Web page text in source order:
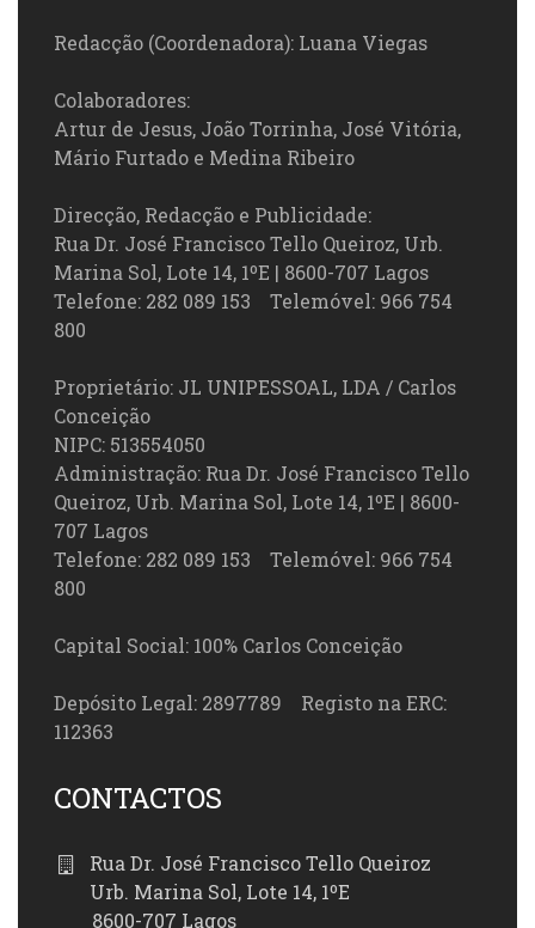
Redacção (Coordenadora): Luana Viegas
Colaboradores:
Artur de Jesus, João Torrinha, José Vitória,
Mário Furtado e Medina Ribeiro
Direcção, Redacção e Publicidade:
Rua Dr. José Francisco Tello Queiroz, Urb.
Marina Sol, Lote 14, 1ºE | 8600-707 Lagos
Telefone: 282 089 153 Telemóvel: 966 754
800
Proprietário: JL UNIPESSOAL, LDA / Carlos
Conceição
NIPC: 513554050
Administração: Rua Dr. José Francisco Tello
Queiroz, Urb. Marina Sol, Lote 14, 1ºE | 8600-
707 Lagos
Telefone: 282 089 153 Telemóvel: 966 754
800
Capital Social: 100% Carlos Conceição
Depósito Legal: 2897789 Registo na ERC:
112363
CONTACTOS
Rua Dr. José Francisco Tello Queiroz
Urb. Marina Sol, Lote 14, 1ºE
8600-707 Lagos